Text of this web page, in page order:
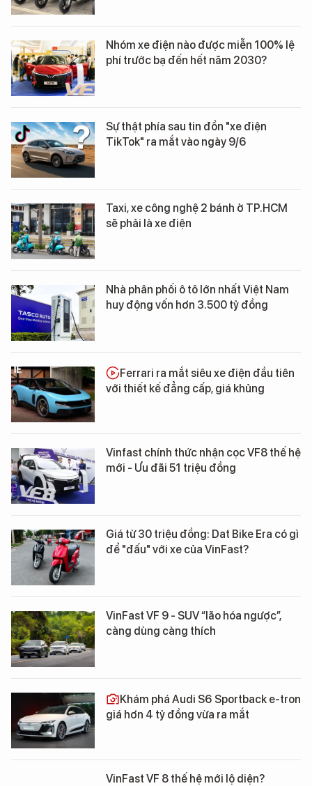
Nhóm xe điện nào được miễn 100% lệ
phí trước bạ đến hết năm 2030?
Sự thật phía sau tin đồn "xe điện
TikTok" ra mắt vào ngày 9/6
Taxi, xe công nghệ 2 bánh ở TP.HCM
sẽ phải là xe điện
Nhà phân phối ô tô lớn nhất Việt Nam
huy động vốn hơn 3.500 tỷ đồng
Ferrari ra mắt siêu xe điện đầu tiên
với thiết kế đẳng cấp, giá khủng
Vinfast chính thức nhận cọc VF8 thế hệ
mới - Ưu đãi 51 triệu đồng
Giá từ 30 triệu đồng: Dat Bike Era có gì
để "đấu" với xe của VinFast?
VinFast VF 9 - SUV “lão hóa ngược”,
càng dùng càng thích
Khám phá Audi S6 Sportback e-tron
giá hơn 4 tỷ đồng vừa ra mắt
VinFast VF 8 thế hệ mới lộ diện?